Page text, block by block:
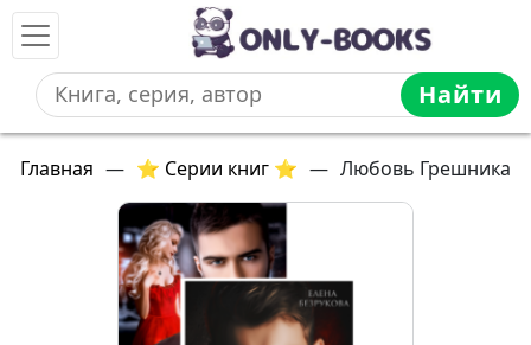
Найти
Главная — ⭐ Серии книг ⭐ — Любовь Грешника